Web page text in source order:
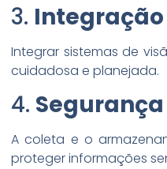
3. Integração
Integrar sistemas de
cuidadosa e planejada.
4.
A coleta e o
proteger informações